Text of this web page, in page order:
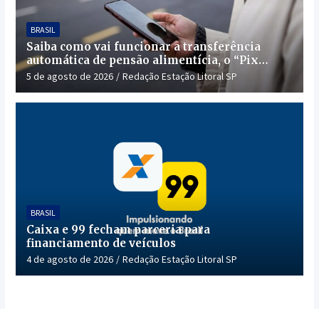
BRASIL
Saiba como vai funcionar a transferência
automática de pensão alimentícia, o “Pix
Pensão”
5 de agosto de 2026 Redação Estação Litoral SP
BRASIL
Caixa e 99 fecham parceria para
financiamento de veículos
4 de agosto de 2026 Redação Estação Litoral SP